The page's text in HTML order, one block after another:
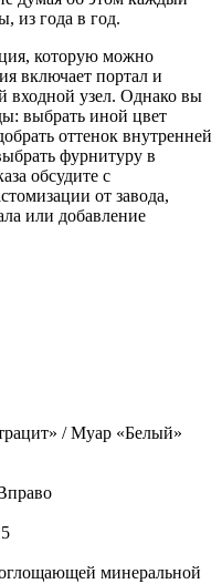
из года в год.
которую можно
включает портал и
входной узел. Однако вы
выбрать иной цвет
оттенок внутренней
фурнитуру в
обсудите с
от завода,
или добавление
/ Муар «Белый»
минеральной